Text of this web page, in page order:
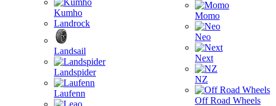
Kumho
Landrock
Landsail
Landspider
Laufenn
Momo
Neo
Next
NZ
Off Road Wheels